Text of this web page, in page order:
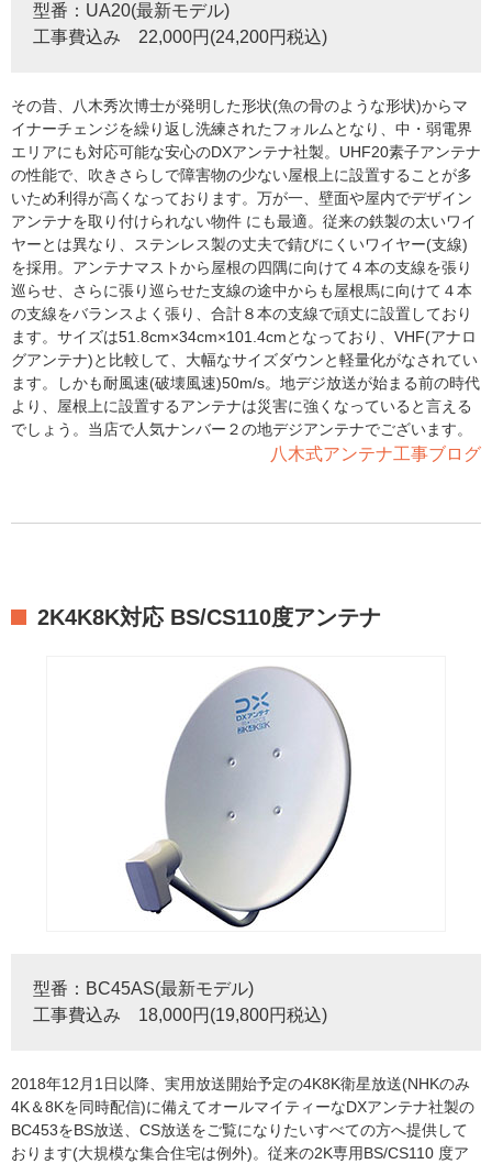
型番：UA20(最新モデル)
工事費込み 22,000円(24,200円税込)
その昔、八木秀次博士が発明した形状(魚の骨のような形状)からマ
イナーチェンジを繰り返し洗練されたフォルムとなり、中・弱電界
エリアにも対応可能な安心のDXアンテナ社製。UHF20素子アンテナ
の性能で、吹きさらしで障害物の少ない屋根上に設置することが多
いため利得が高くなっております。万が一、壁面や屋内でデザイン
アンテナを取り付けられない物件 にも最適。従来の鉄製の太いワイ
ヤーとは異なり、ステンレス製の丈夫で錆びにくいワイヤー(支線)
を採用。アンテナマストから屋根の四隅に向けて４本の支線を張り
巡らせ、さらに張り巡らせた支線の途中からも屋根馬に向けて４本
の支線をバランスよく張り、合計８本の支線で頑丈に設置しており
ます。サイズは51.8cm×34cm×101.4cmとなっており、VHF(アナロ
グアンテナ)と比較して、大幅なサイズダウンと軽量化がなされてい
ます。しかも耐風速(破壊風速)50m/s。地デジ放送が始まる前の時代
より、屋根上に設置するアンテナは災害に強くなっていると言える
でしょう。当店で人気ナンバー２の地デジアンテナでございます。
八木式アンテナ工事ブログ
2K4K8K対応 BS/CS110度アンテナ
型番：BC45AS(最新モデル)
工事費込み 18,000円(19,800円税込)
2018年12月1日以降、実用放送開始予定の4K8K衛星放送(NHKのみ
4K＆8Kを同時配信)に備えてオールマイティーなDXアンテナ社製の
BC453をBS放送、CS放送をご覧になりたいすべての方へ提供して
おります(大規模な集合住宅は例外)。従来の2K専用BS/CS110 度ア